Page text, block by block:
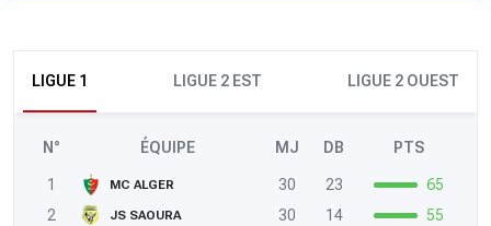
LIGUE 1 LIGUE 2 EST LIGUE 2 OUEST
N° ÉQUIPE MJ DB PTS
1 MC ALGER 30 23
65
2
JS SAOURA 30 14
55